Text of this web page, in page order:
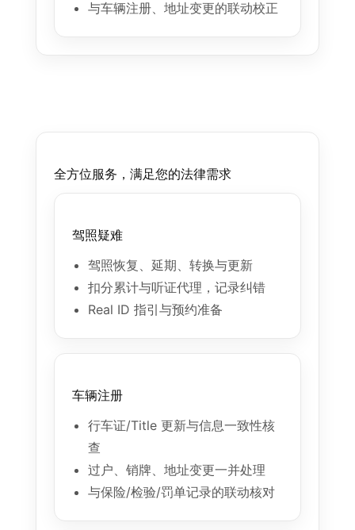
与车辆注册、地址变更的联动校正
全方位服务，满足您的法律需求
驾照疑难
驾照恢复、延期、转换与更新
扣分累计与听证代理，记录纠错
Real ID 指引与预约准备
车辆注册
行车证/Title 更新与信息一致性核
查
过户、销牌、地址变更一并处理
与保险/检验/罚单记录的联动核对